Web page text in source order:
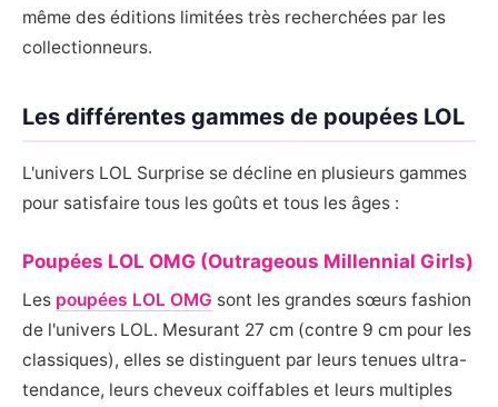
même des éditions limitées très recherchées par les
collectionneurs.
Les différentes gammes de poupées LOL
L'univers LOL Surprise se décline en plusieurs gammes
pour satisfaire tous les goûts et tous les âges :
Poupées LOL OMG (Outrageous Millennial Girls)
Les poupées LOL OMG sont les grandes sœurs fashion
de l'univers LOL. Mesurant 27 cm (contre 9 cm pour les
classiques), elles se distinguent par leurs tenues ultra-
tendance, leurs cheveux coiffables et leurs multiples